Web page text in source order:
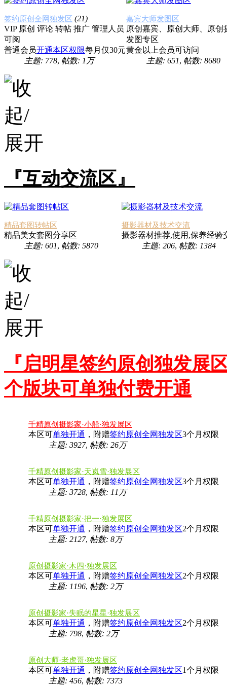
签约原创全网独发区 (21)
VIP 原创 评论 转帖 推广 管理人员
可阅
普通会员开通本区权限每月仅30元
主题: 778, 帖数: 1万
嘉宾大师发图区
原创嘉宾、原创大师、原创
发图专区
黄金以上会员可访问
主题: 651, 帖数: 8680
『互动交流区』
精品套图转帖区
精品美女套图分享区
主题: 601, 帖数: 5870
摄影器材及技术交流
摄影器材推荐,使用,保养经验
主题: 206, 帖数: 1384
『启明星签约原创独发展
个版块可单独付费开通
千精原创摄影家·小船·独发展区
本区可单独开通 ，附赠签约原创全网独发区3个月权限
主题: 3927, 帖数: 26万
千精原创摄影家·天岚雪·独发展区
本区可单独开通 ，附赠签约原创全网独发区3个月权限
主题: 3728, 帖数: 11万
千精原创摄影家·把一·独发展区
本区可单独开通 ，附赠签约原创全网独发区2个月权限
主题: 2127, 帖数: 8万
原创摄影家·木四·独发展区
本区可单独开通 ，附赠签约原创全网独发区2个月权限
主题: 1196, 帖数: 2万
原创摄影家·失眠的星星·独发展区
本区可单独开通 ，附赠签约原创全网独发区2个月权限
主题: 798, 帖数: 2万
原创大师·老虎哥·独发展区
本区可单独开通 ，附赠签约原创全网独发区1个月权限
主题: 456, 帖数: 7373